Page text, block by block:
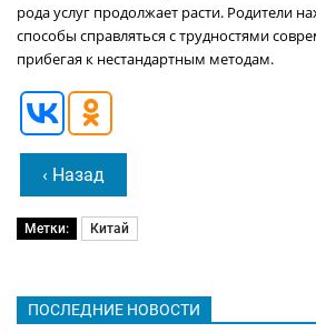
рода услуг продолжает расти. Родители
способы справляться с трудностями
прибегая к нестандартным методам.
‹ Назад
Метки: Китай
ПОСЛЕДНИЕ НОВОСТИ